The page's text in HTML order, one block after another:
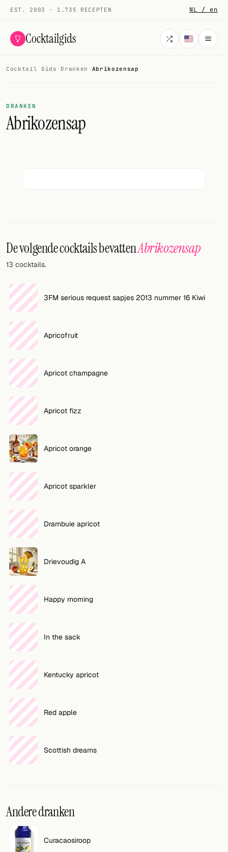
EST. 2003 · 1.735 RECEPTEN NL / en
Cocktailgids
Alle cocktails
Voeg hier uw eigen cocktail of smoothie toe.
Alle dranken
Tools
Cocktail glazen
Cocktail boeken
Cocktail bar
Eenheden
Links
Zoeken
VOLG
Twitter
Facebook
RSS
Cocktail app
Cocktail Gids · Dranken · Abrikozensap
DRANKEN
Abrikozensap
De volgende cocktails bevattenAbrikozensap
13 cocktails.
3FM serious request sapjes 2013 nummer 16 Kiwi
Apricofruit
Apricot champagne
Apricot fizz
Apricot orange
Apricot sparkler
Drambuie apricot
Drievoudig A
Happy morning
In the sack
Kentucky apricot
Red apple
Scottish dreams
Andere dranken
Curacaosiroop